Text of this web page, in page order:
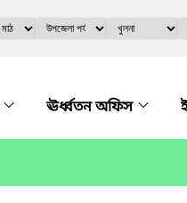
ঊর্ধ্বতন অফিস